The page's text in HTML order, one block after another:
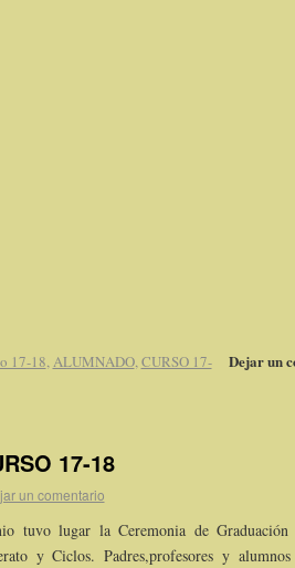
Dejar un
17-18,ALUMNADO,CURSO 17-
17-18
un comentario
tuvo lugar la Ceremonia de Graduación
y Ciclos. Padres,profesores y